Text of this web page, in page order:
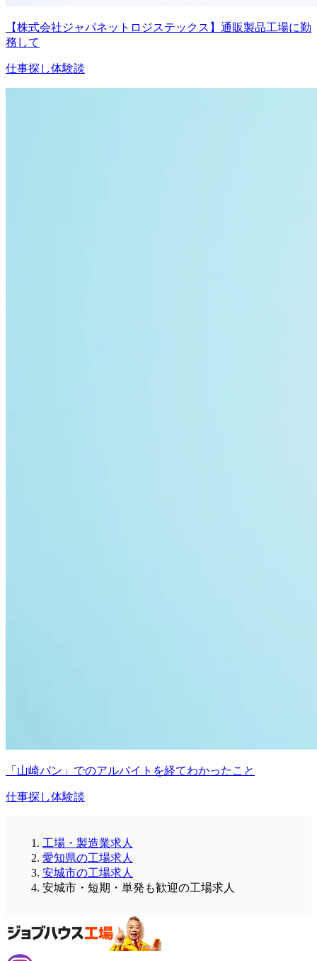
【株式会社ジャパネットロジステックス】通販製品工場に勤
務して
仕事探し体験談
「山崎パン」でのアルバイトを経てわかったこと
仕事探し体験談
工場・製造業求人
愛知県の工場求人
安城市の工場求人
安城市・短期・単発も歓迎の工場求人